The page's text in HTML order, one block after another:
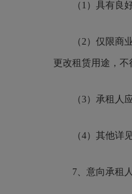
（1）具有良
（2）仅限
更改租赁用途，不
（3）承租人
（4）其他详
7、意向承租